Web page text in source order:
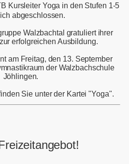
Kursleiter Yoga in den Stufen 1-5
abgeschlossen.
Walzbachtal gratuliert ihrer
erfolgreichen Ausbildung.
am Freitag, den 13. September
der Walzbachschule
Jöhlingen.
Sie unter der Kartei "Yoga".